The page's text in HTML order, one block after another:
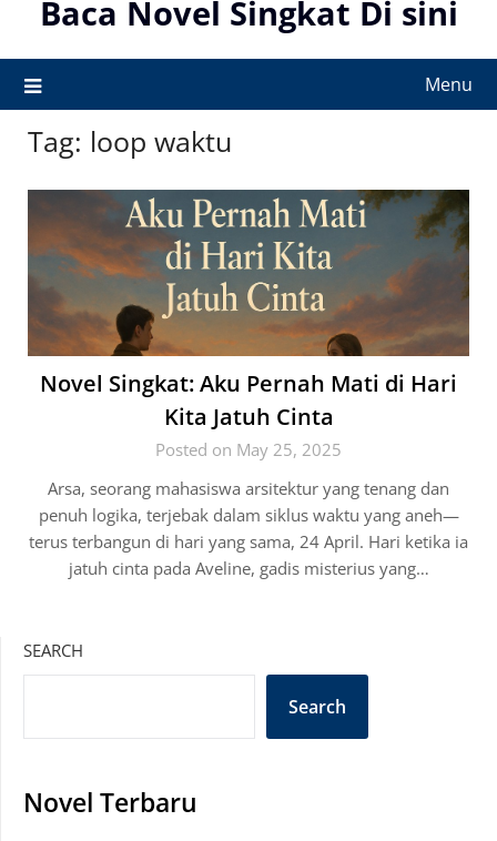
Baca Novel Singkat Di sini
Menu
Tag: loop waktu
Novel Singkat: Aku Pernah Mati di Hari
Kita Jatuh Cinta
Posted on May 25, 2025
Arsa, seorang mahasiswa arsitektur yang tenang dan
penuh logika, terjebak dalam siklus waktu yang aneh—
terus terbangun di hari yang sama, 24 April. Hari ketika ia
jatuh cinta pada Aveline, gadis misterius yang…
SEARCH
Search
Novel Terbaru